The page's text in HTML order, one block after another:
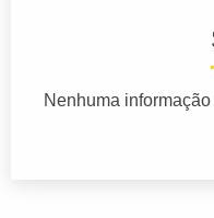
Nenhuma